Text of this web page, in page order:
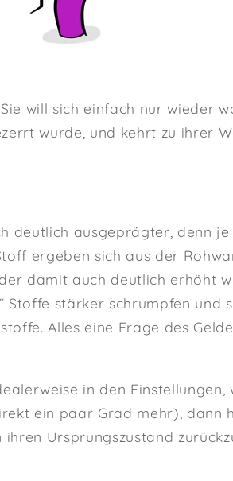
will sich einfach nur wieder
wurde, und kehrt zu ihrer
deutlich ausgeprägter, denn
ergeben sich aus der
damit auch deutlich erhöht
Stoffe stärker schrumpfen und
Alles eine Frage des
in den Einstellungen,
ein paar Grad mehr), dann
Ursprungszustand